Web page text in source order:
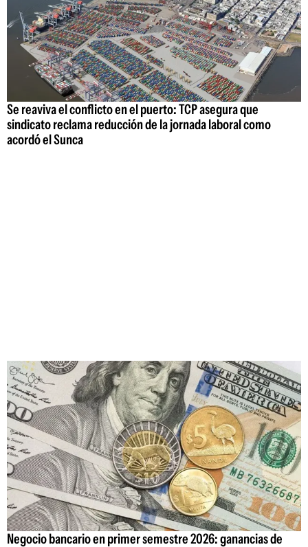
Se reaviva el conflicto en el puerto: TCP asegura que
sindicato reclama reducción de la jornada laboral como
acordó el Sunca
Negocio bancario en primer semestre 2026: ganancias de